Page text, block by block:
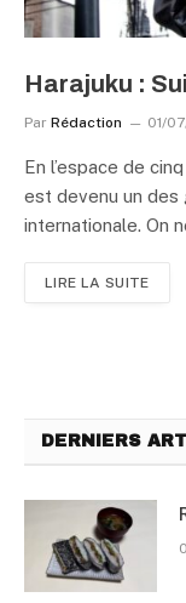
Harajuku :
Par Rédaction 01/
En l’espace de
est devenu un des
internationale. On
LIRE LA SUITE
DERNIERS